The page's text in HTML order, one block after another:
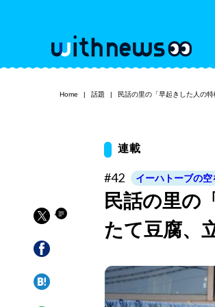
Home 話題 民話の里の「早起きした人の
連載
#42 イーハトーブの空
民話の里の
たて豆腐、